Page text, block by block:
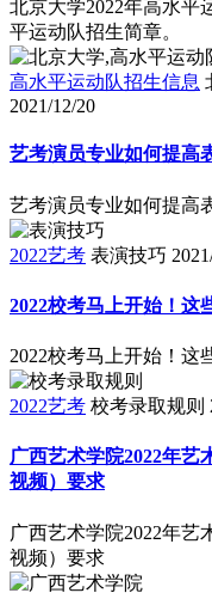
北京大学2022年高水平
平运动队招生简章。
高水平运动队招生信息
2021/12/20
艺考演员专业如何提高
艺考演员专业如何提高
2022艺考 表演技巧
2022校考马上开始！这
2022校考马上开始！这
2022艺考 校考录取规则
广西艺术学院2022年艺
视频）要求
广西艺术学院2022年艺
视频）要求